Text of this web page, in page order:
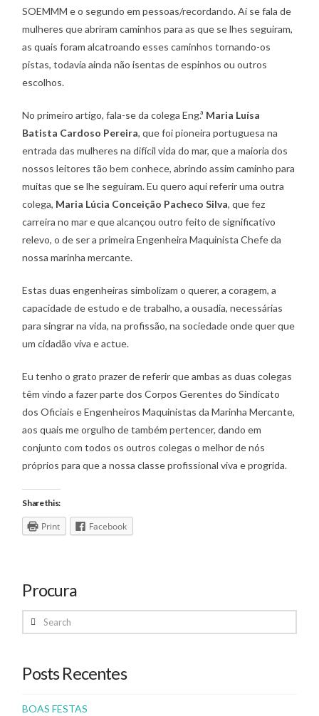
SOEMMM e o segundo em pessoas/recordando. Aí se fala de
mulheres que abriram caminhos para as que se lhes seguiram,
as quais foram alcatroando esses caminhos tornando-os
pistas, todavia ainda não isentas de espinhos ou outros
escolhos.
No primeiro artigo, fala-se da colega Eng.ª Maria Luísa
Batista Cardoso Pereira, que foi pioneira portuguesa na
entrada das mulheres na difícil vida do mar, que a maioria dos
nossos leitores tão bem conhece, abrindo assim caminho para
muitas que se lhe seguiram. Eu quero aqui referir uma outra
colega, Maria Lúcia Conceição Pacheco Silva, que fez
carreira no mar e que alcançou outro feito de significativo
relevo, o de ser a primeira Engenheira Maquinista Chefe da
nossa marinha mercante.
Estas duas engenheiras simbolizam o querer, a coragem, a
capacidade de estudo e de trabalho, a ousadia, necessárias
para singrar na vida, na profissão, na sociedade onde quer que
um cidadão viva e actue.
Eu tenho o grato prazer de referir que ambas as duas colegas
têm vindo a fazer parte dos Corpos Gerentes do Sindicato
dos Oficiais e Engenheiros Maquinistas da Marinha Mercante,
aos quais me orgulho de também pertencer, dando em
conjunto com todos os outros colegas o melhor de nós
próprios para que a nossa classe profissional viva e progrida.
Share this:
Print Facebook
Procura
Search
Posts Recentes
BOAS FESTAS